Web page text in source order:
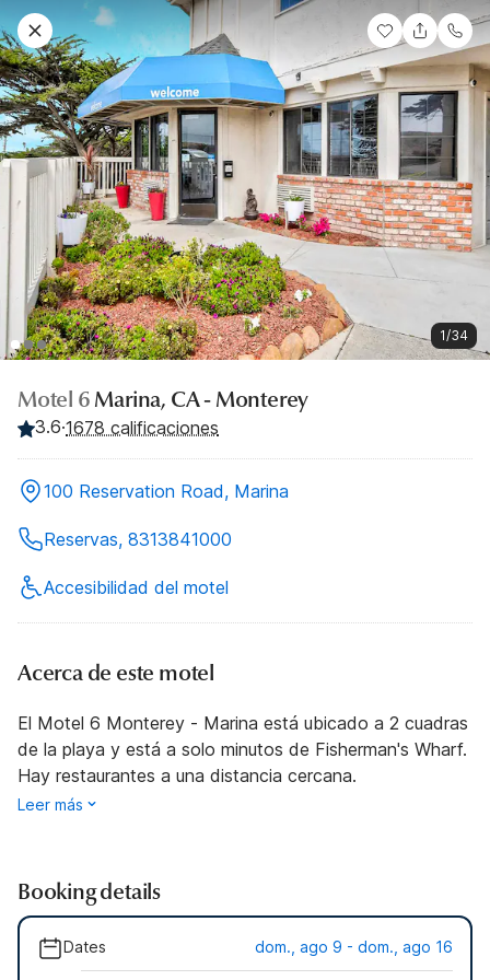
1/34
Motel 6 Marina, CA - Monterey
3.6·1678 calificaciones
100 Reservation Road, Marina
Reservas, 8313841000
Accesibilidad del motel
Acerca de este motel
El Motel 6 Monterey - Marina está ubicado a 2 cuadras
de la playa y está a solo minutos de Fisherman's Wharf.
Hay restaurantes a una distancia cercana.
Leer más
Booking details
Dates dom., ago 9 - dom., ago 16